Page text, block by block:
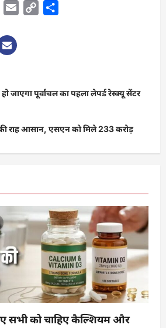
Telegram
Email
Copy
जाएगा पूर्वांचल का पहला लेपर्ड रेस्क्यू सेंटर
राह आसान, एसएन को मिले 233 करोड़
सभी को चाहिए कैल्शियम और